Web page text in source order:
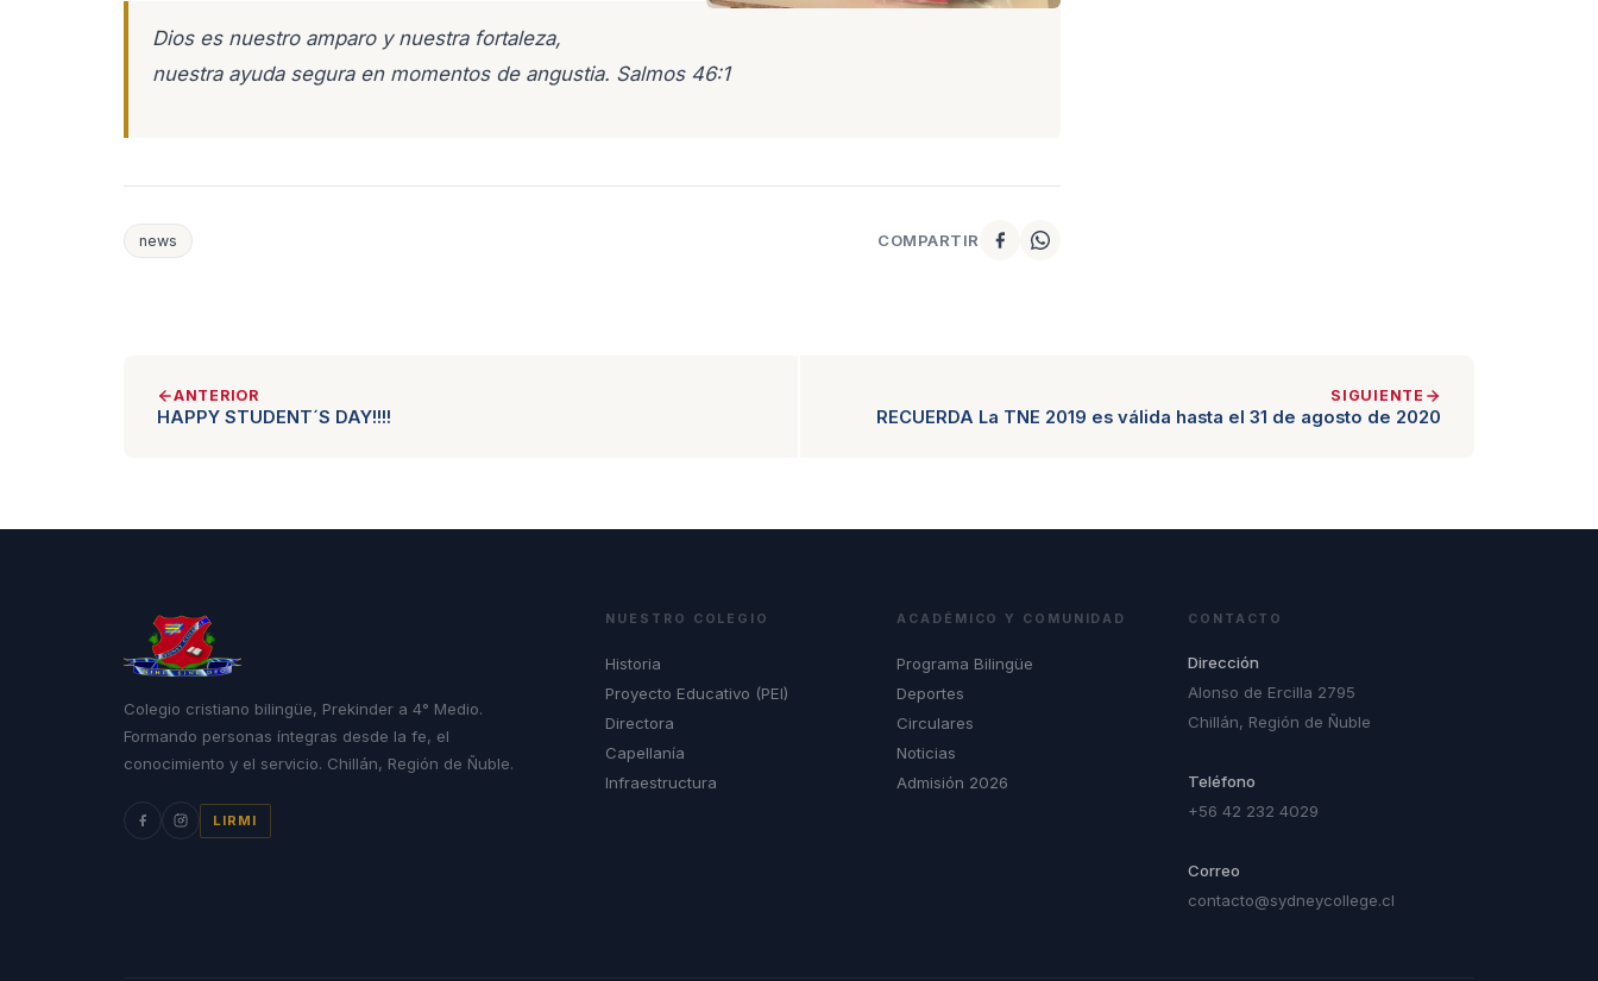
Dios es nuestro amparo y nuestra fortaleza,
nuestra ayuda segura en momentos de angustia. Salmos 46:1
news COMPARTIR
ANTERIOR
HAPPY STUDENT´S DAY!!!!
SIGUIENTE
RECUERDA La TNE 2019 es válida hasta el 31 de agosto de 2020
Colegio cristiano bilingüe, Prekinder a 4° Medio.
Formando personas íntegras desde la fe, el
conocimiento y el servicio. Chillán, Región de Ñuble.
LIRMI
NUESTRO COLEGIO
Historia
Proyecto Educativo (PEI)
Directora
Capellanía
Infraestructura
ACADÉMICO Y COMUNIDAD
Programa Bilingüe
Deportes
Circulares
Noticias
Admisión 2026
CONTACTO
Dirección
Alonso de Ercilla 2795
Chillán, Región de Ñuble
Teléfono
+56 42 232 4029
Correo
contacto@sydneycollege.cl